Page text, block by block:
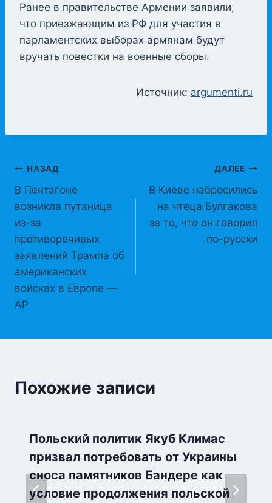
Ранее в правительстве Армении заявили,
что приезжающим из РФ для участия в
парламентских выборах армянам будут
вручать повестки на военные сборы.
Источник: argumenti.ru
Навигация
по
записям
НАЗАД
В Пентагоне
возникла путаница
из-за
противоречивых
заявлений Трампа об
американских
войсках в Европе —
AP
ДАЛЕЕ
В Киеве набросились
на чтеца Булгакова
за то, что он говорил
по-русски
Похожие записи
Польский политик Якуб Климас
призвал потребовать от Украины
сноса памятников Бандере как
условие продолжения польской